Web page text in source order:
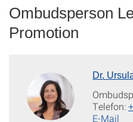
Ombudsperson
Promotion
Dr.
Telefon:
E-Mail